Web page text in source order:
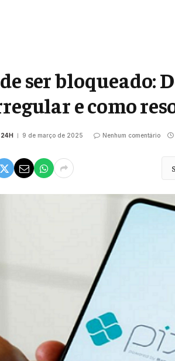
ser bloqueado:
e como
24H 9 de março de 2025 Nenhum comentário